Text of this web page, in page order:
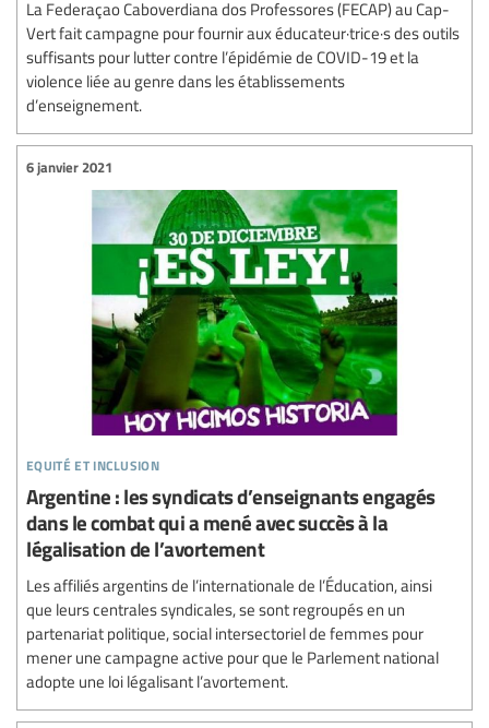
La Federaçao Caboverdiana dos Professores (FECAP) au Cap-
Vert fait campagne pour fournir aux éducateur·trice·s des outils
suffisants pour lutter contre l’épidémie de COVID-19 et la
violence liée au genre dans les établissements
d’enseignement.
equité et inclusion
6 janvier 2021
Argentine : les syndicats d’enseignants engagés
dans le combat qui a mené avec succès à la
légalisation de l’avortement
Les affiliés argentins de l’internationale de l’Éducation, ainsi
que leurs centrales syndicales, se sont regroupés en un
partenariat politique, social intersectoriel de femmes pour
mener une campagne active pour que le Parlement national
adopte une loi légalisant l’avortement.